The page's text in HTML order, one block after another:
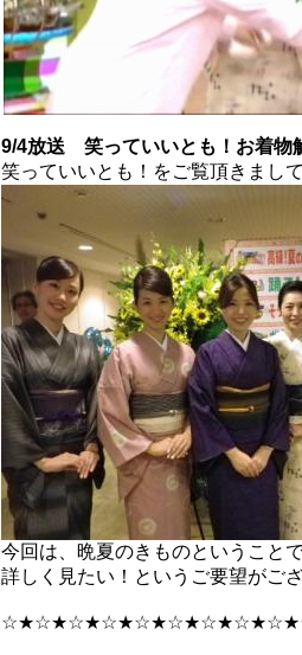
9/4放送 笑っていいとも！お着物
笑っていいとも！をご覧頂きまし
今回は、晩夏のきものということ
詳しく見たい！というご要望がご